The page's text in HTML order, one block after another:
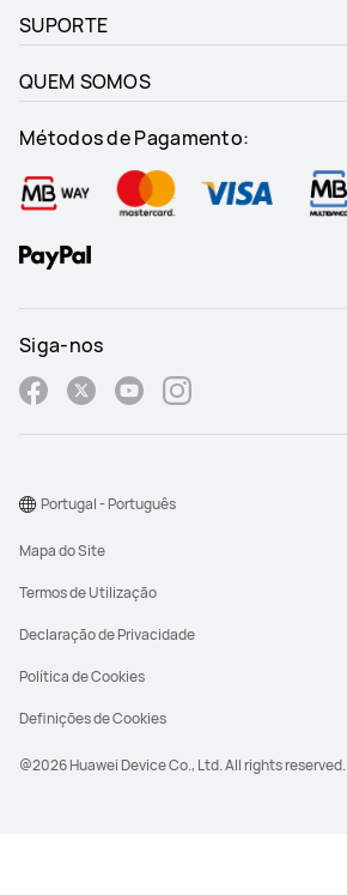
SUPORTE
QUEM SOMOS
Métodos de Pagamento:
Siga-nos
@2026 Huawei Device Co., Ltd. All rights reserved.
Mapa do Site
Termos de Utilização
Declaração de Privacidade
Política de Cookies
Definições de Cookies
Portugal - Português